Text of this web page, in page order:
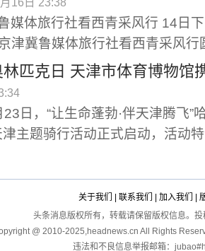
16日 23:38
媒体旅行社看西青采风行 14日
津冀鲁媒体旅行社看西青采风行
匹克日 天津市体育博物馆
日，“让生命蓬勃·伴天津腾飞”
主题骑行活动正式启动，活动
关于我们 联系我们 加入我们
头条消息版权所有，转载请保留版权信息。
@ 2010-2025,headnews.cn All Rights
违法和不良信息举报邮箱：